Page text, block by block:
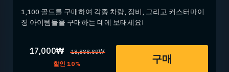
1,100 골드를 구매하여 각종 차량, 장비, 그리고 커스터마이
징 아이템들을 구매하는 데에 보태세요!
17,000₩
18,888.89₩
할인 10%
구매